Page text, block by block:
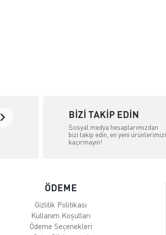
BIZI TAKIP EDIN
Sosyal medya hesaplarımızdan
bizi takip edin, en yeni ürünlerimizi
kaçırmayın!
ÖDEME
Gizlilik Politikası
Kullanım Koşulları
Ödeme Seçenekleri